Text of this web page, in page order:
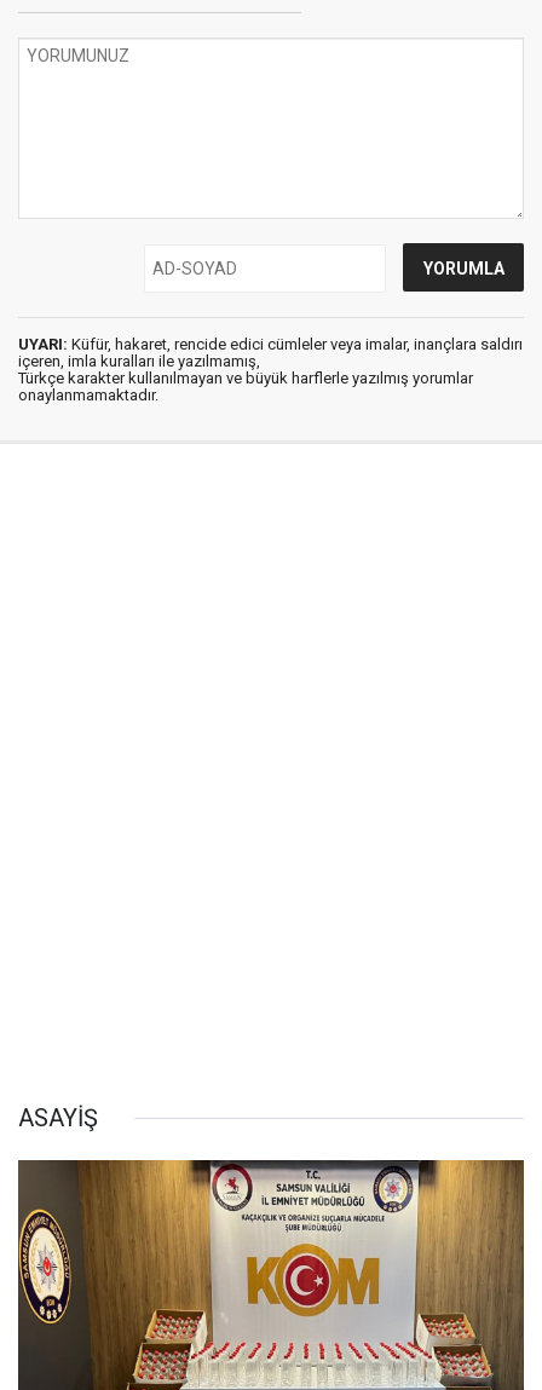
UYARI: Küfür, hakaret, rencide edici cümleler veya imalar, inançlara saldırı
içeren, imla kuralları ile yazılmamış,
Türkçe karakter kullanılmayan ve büyük harflerle yazılmış yorumlar
onaylanmamaktadır.
ASAYİŞ